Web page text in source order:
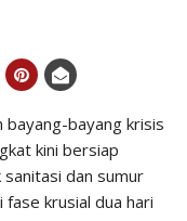
bayang-bayang krisis
kini bersiap
dan sumur
krusial dua hari